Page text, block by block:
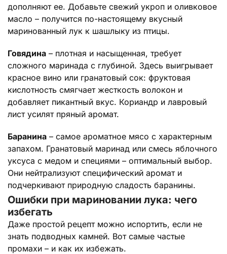
дополняют ее. Добавьте свежий укроп и оливковое
масло – получится по-настоящему вкусный
маринованный лук к шашлыку из птицы.
Говядина – плотная и насыщенная, требует
сложного маринада с глубиной. Здесь выигрывает
красное вино или гранатовый сок: фруктовая
кислотность смягчает жесткость волокон и
добавляет пикантный вкус. Кориандр и лавровый
лист усилят пряный аромат.
Баранина – самое ароматное мясо с характерным
запахом. Гранатовый маринад или смесь яблочного
уксуса с медом и специями – оптимальный выбор.
Они нейтрализуют специфический аромат и
подчеркивают природную сладость баранины.
Ошибки при мариновании лука: чего
избегать
Даже простой рецепт можно испортить, если не
знать подводных камней. Вот самые частые
промахи – и как их избежать.